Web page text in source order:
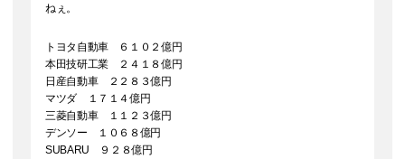
ねぇ。
トヨタ自動車 ６１０２億円
本田技研工業 ２４１８億円
日産自動車 ２２８３億円
マツダ １７１４億円
三菱自動車 １１２３億円
デンソー １０６８億円
SUBARU ９２８億円